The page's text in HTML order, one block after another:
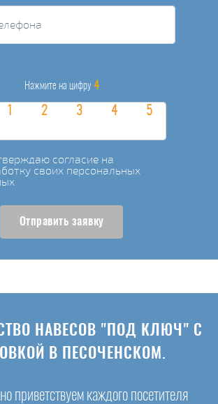
Нажмите на цифру 4
согласие на
своих персональных
Отправить заявку
НАВЕСОВ "ПОД КЛЮЧ" С
В ПЕСОЧЕНСКОМ.
приветствуем каждого посетителя